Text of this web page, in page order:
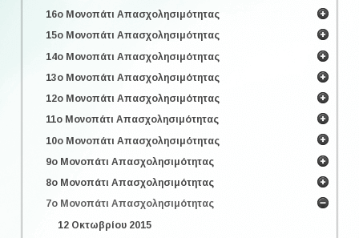
16ο Μονοπάτι Απασχολησιμότητας
15ο Μονοπάτι Απασχολησιμότητας
14ο Μονοπάτι Απασχολησιμότητας
13ο Μονοπάτι Απασχολησιμότητας
12ο Μονοπάτι Απασχολησιμότητας
11ο Μονοπάτι Απασχολησιμότητας
10ο Μονοπάτι Απασχολησιμότητας
9ο Μονοπάτι Απασχολησιμότητας
8ο Μονοπάτι Απασχολησιμότητας
7ο Μονοπάτι Απασχολησιμότητας
12 Οκτωβρίου 2015